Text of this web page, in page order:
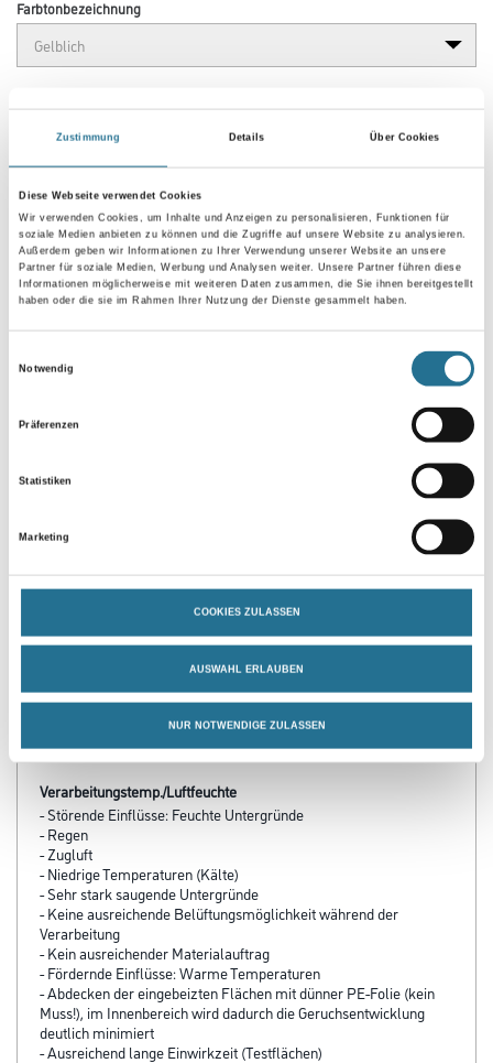
Zustimmung Details Über Cookies
Diese Webseite verwendet Cookies
Wir verwenden Cookies, um Inhalte und Anzeigen zu personalisieren, Funktionen für
soziale Medien anbieten zu können und die Zugriffe auf unsere Website zu analysieren.
Außerdem geben wir Informationen zu Ihrer Verwendung unserer Website an unsere
Partner für soziale Medien, Werbung und Analysen weiter. Unsere Partner führen diese
Informationen möglicherweise mit weiteren Daten zusammen, die Sie ihnen bereitgestellt
haben oder die sie im Rahmen Ihrer Nutzung der Dienste gesammelt haben.
Notwendig
Präferenzen
Statistiken
Marketing
COOKIES ZULASSEN
AUSWAHL ERLAUBEN
NUR NOTWENDIGE ZULASSEN
Farbtonbezeichnung
Umrechnungsfaktoren
PRODUKTEIGENSCHAFTEN
Produkteigenschaft
Lösern
- Gute Abwaschbarkeit
- Lange Offenzeit (mehrere Stunden bis Tage)
- Verursacht keine Veränderung der entlackten Bausubstanz
- Stellt mineralische Untergründe porentief wieder her
- Paste, fruchtiger Geruch
Verarbeitungstemp./Luftfeuchte
- Störende Einflüsse: Feuchte Untergründe
- Regen
- Zugluft
- Niedrige Temperaturen (Kälte)
- Sehr stark saugende Untergründe
- Keine ausreichende Belüftungsmöglichkeit während der
Verarbeitung
- Kein ausreichender Materialauftrag
- Fördernde Einflüsse: Warme Temperaturen
- Abdecken der eingebeizten Flächen mit dünner PE-Folie (kein
Muss!), im Innenbereich wird dadurch die Geruchsentwicklung
deutlich minimiert
- Ausreichend lange Einwirkzeit (Testflächen)